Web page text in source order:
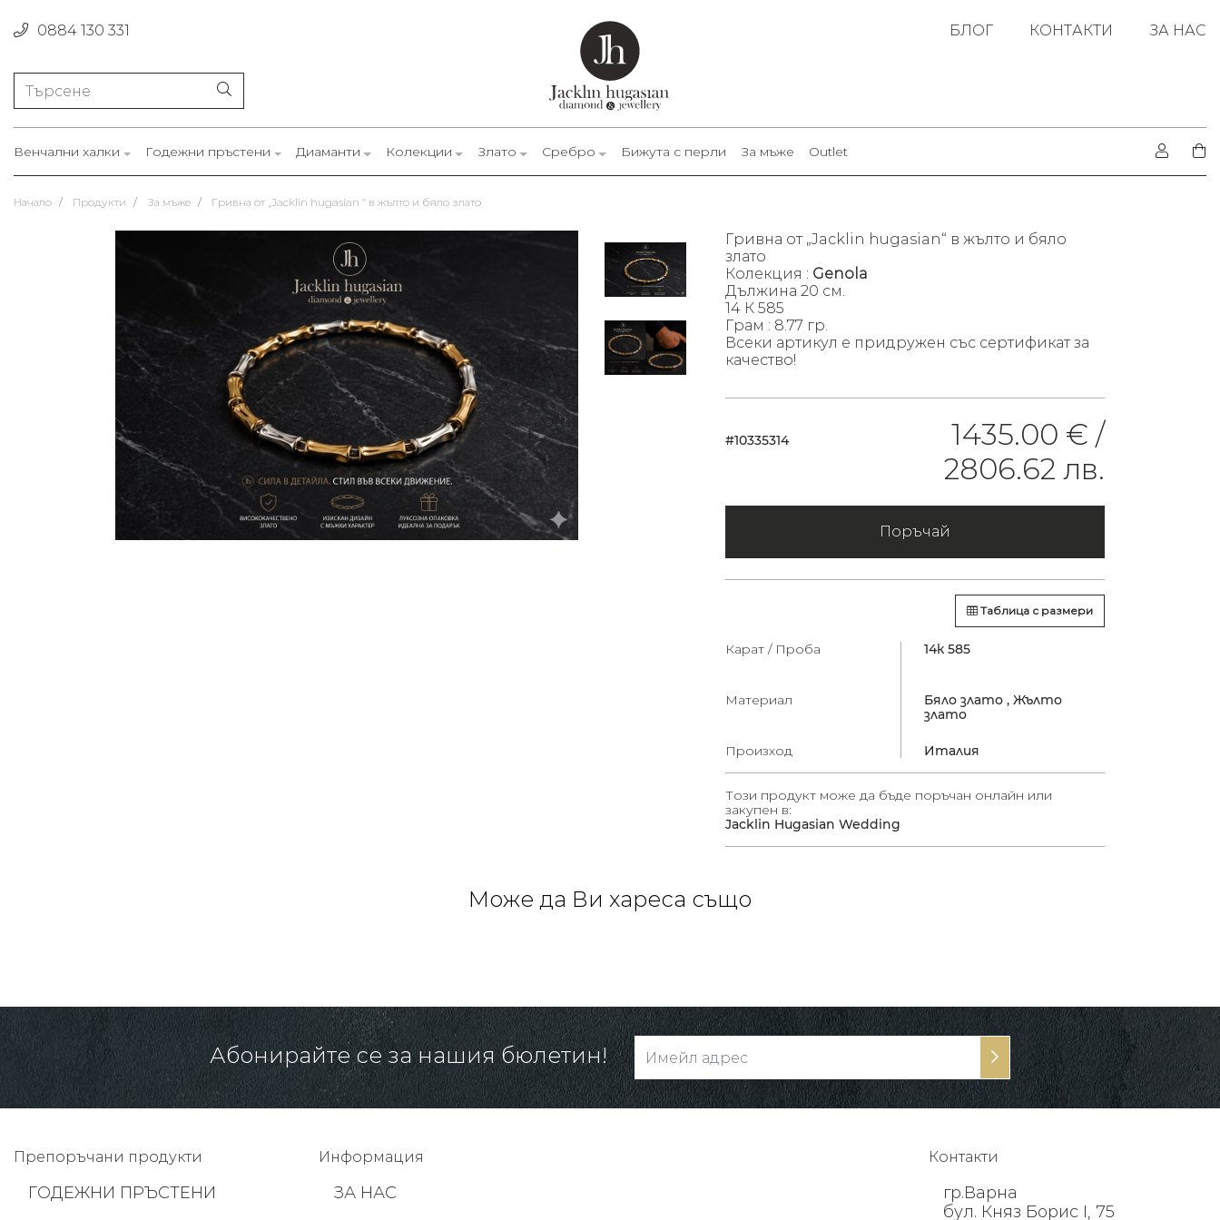
0884 130 331 БЛОГ КОНТАКТИ ЗА НАС
Венчални халки Годежни пръстени Диаманти Колекции Злато Сребро Бижута с перли За мъже Outlet
Начало Продукти За мъже Гривна от „Jacklin hugasian “ в жълто и бяло злато
Гривна от „Jacklin hugasian“ в жълто и бяло
злато
Колекция : Genola
Дължина 20 см.
14 К 585
Грам : 8.77 гр.
Всеки артикул е придружен със сертификат за
качество!
#10335314
1435.00 € /
2806.62 лв.
Поръчай
Таблица с размери
Карат / Проба 14к 585
Материал Бяло злато , Жълто
злато
Произход Италия
Този продукт може да бъде поръчан онлайн или
закупен в:
Jacklin Hugasian Wedding
Може да Ви хареса също
Абонирайте се за нашия бюлетин!
Препоръчани продукти
ГОДЕЖНИ ПРЪСТЕНИ
Информация
ЗА НАС
Контакти
гр.Варна
бул. Княз Борис I, 75